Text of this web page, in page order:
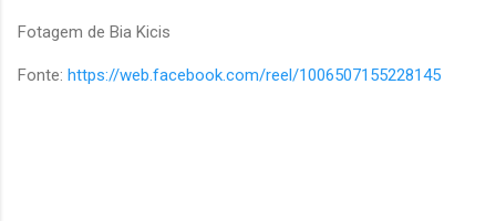
Fotagem de Bia Kicis
Fonte: https://web.facebook.com/reel/1006507155228145